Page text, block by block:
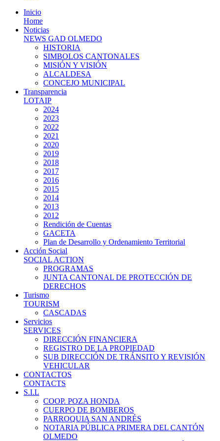
Inicio
Home
Noticias
NEWS GAD OLMEDO
HISTORIA
SIMBOLOS CANTONALES
MISIÓN Y VISIÓN
ALCALDESA
CONCEJO MUNICIPAL
Transparencia
LOTAIP
2024
2023
2022
2021
2020
2019
2018
2017
2016
2015
2014
2013
2012
Rendición de Cuentas
GACETA
Plan de Desarrollo y Ordenamiento Territorial
Acción Social
SOCIAL ACTION
PROGRAMAS
JUNTA CANTONAL DE PROTECCIÓN DE
DERECHOS
Turismo
TOURISM
CASCADAS
Servicios
SERVICES
DIRECCIÓN FINANCIERA
REGISTRO DE LA PROPIEDAD
SUB DIRECCIÓN DE TRÁNSITO Y REVISIÓN
VEHICULAR
CONTACTOS
CONTACTS
S.I.L
COOP. POZA HONDA
CUERPO DE BOMBEROS
PARROQUIA SAN ANDRÉS
NOTARIA PÚBLICA PRIMERA DEL CANTÓN
OLMEDO